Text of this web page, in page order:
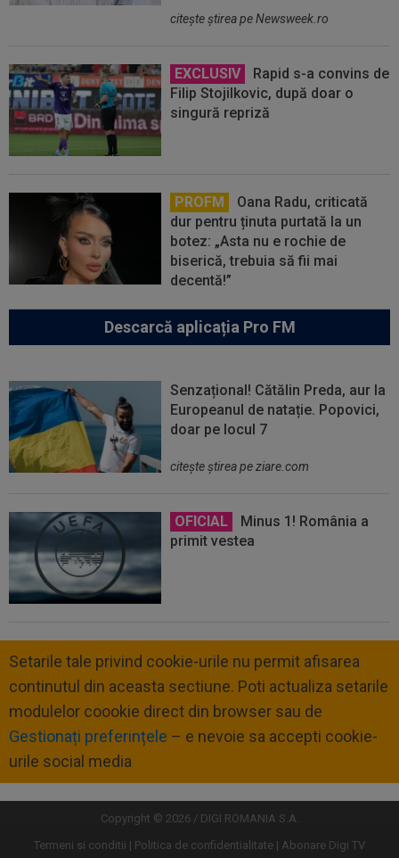
citeşte ştirea pe Newsweek.ro
EXCLUSIV
Rapid s-a convins de
Filip Stojilkovic, după doar o
singură repriză
PROFM
Oana Radu, criticată
dur pentru ținuta purtată la un
botez: „Asta nu e rochie de
biserică, trebuia să fii mai
decentă!”
Descarcă aplicația Pro FM
Senzațional! Cătălin Preda, aur la
Europeanul de natație. Popovici,
doar pe locul 7
citeşte ştirea pe ziare.com
OFICIAL
Minus 1! România a
primit vestea
Setarile tale privind cookie-urile nu permit afisarea
continutul din aceasta sectiune. Poti actualiza setarile
modulelor coookie direct din browser sau de
Gestionați preferințele – e nevoie sa accepti cookie-
urile social media
Copyright © 2026 / DIGI ROMANIA S.A.
Termeni si conditii
Politica de confidentialitate
Abonare Digi TV